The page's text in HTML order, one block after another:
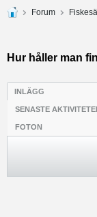
Forum
Hur håller man
INLÄGG
SENASTE
FOTON